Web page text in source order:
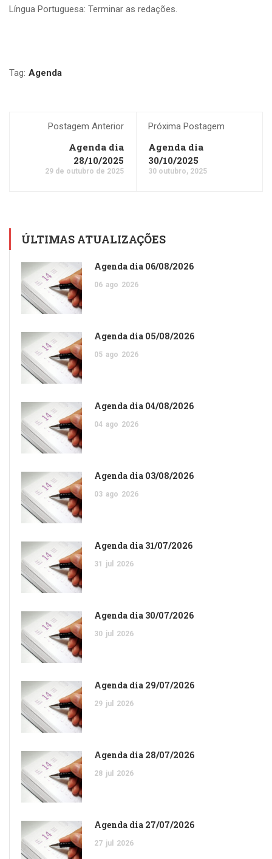
Língua Portuguesa: Terminar as redações.
Tag: Agenda
Postagem Anterior
Agenda dia
28/10/2025
29 de outubro de 2025
Próxima Postagem
Agenda dia
30/10/2025
30 outubro, 2025
ÚLTIMAS ATUALIZAÇÕES
Agenda dia 06/08/2026
06 ago 2026
Agenda dia 05/08/2026
05 ago 2026
Agenda dia 04/08/2026
04 ago 2026
Agenda dia 03/08/2026
03 ago 2026
Agenda dia 31/07/2026
31 jul 2026
Agenda dia 30/07/2026
30 jul 2026
Agenda dia 29/07/2026
29 jul 2026
Agenda dia 28/07/2026
28 jul 2026
Agenda dia 27/07/2026
27 jul 2026